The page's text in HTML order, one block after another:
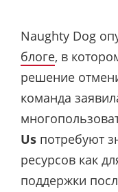
Naughty Dog
блоге, в
решение
команда
Us потребуют
ресурсов как
поддержки